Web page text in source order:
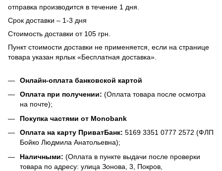
отправка производится в течение 1 дня.
Срок доставки – 1-3 дня
Стоимость доставки от 105 грн.
Пункт стоимости доставки не применяется, если на странице
товара указан ярлык «Бесплатная доставка».
Онлайн-оплата банковской картой
Оплата при получении: (Оплата товара после осмотра
на почте);
Покупка частями от Monobank
Оплата на карту ПриватБанк: 5169 3351 0777 2572 (ФЛП
Бойко Людмила Анатольевна);
Наличными: (Оплата в пункте выдачи после проверки
товара по адресу: улица Зонова, 3, Покров,